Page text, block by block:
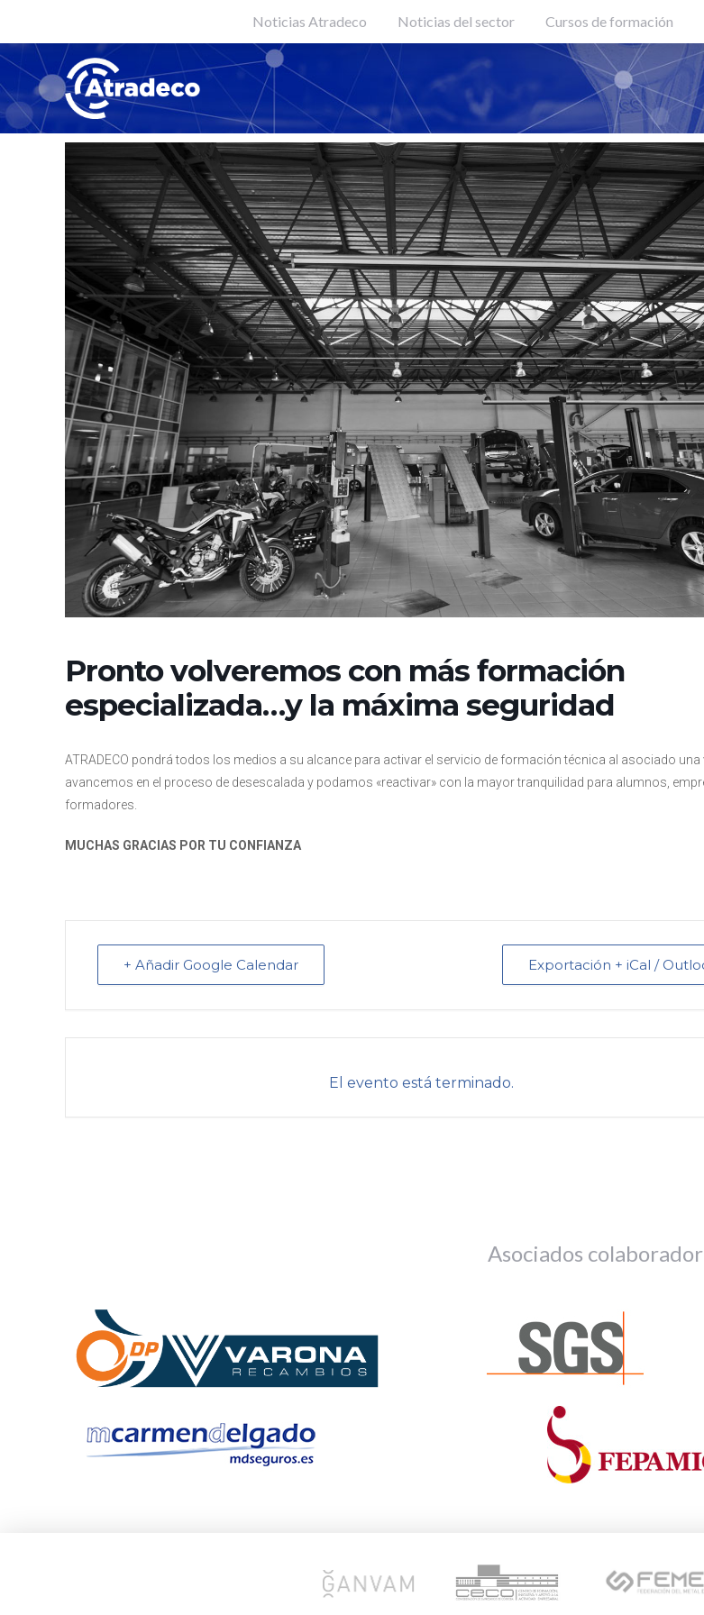
Noticias Atradeco Noticias del sector Cursos de formación
Pronto volveremos con más formación
especializada…y la máxima seguridad
ATRADECO pondrá todos los medios a su alcance para activar el servicio de formación técnica al asociado una
avancemos en el proceso de desescalada y podamos «reactivar» con la mayor tranquilidad para alumnos,
formadores.
MUCHAS GRACIAS POR TU CONFIANZA
+ Añadir Google Calendar Exportación + iCal /
El evento está terminado.
Asociados